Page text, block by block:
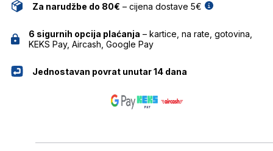
Za narudžbe do 80€ – cijena dostave 5€
6 sigurnih opcija plaćanja – kartice, na rate, gotovina,
KEKS Pay, Aircash, Google Pay
Jednostavan povrat unutar 14 dana